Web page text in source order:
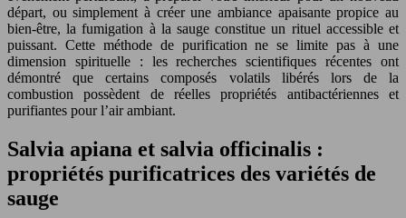
départ, ou simplement à créer une ambiance apaisante propice au
bien-être, la fumigation à la sauge constitue un rituel accessible et
puissant. Cette méthode de purification ne se limite pas à une
dimension spirituelle : les recherches scientifiques récentes ont
démontré que certains composés volatils libérés lors de la
combustion possèdent de réelles propriétés antibactériennes et
purifiantes pour l’air ambiant.
Salvia apiana et salvia officinalis :
propriétés purificatrices des variétés de
sauge